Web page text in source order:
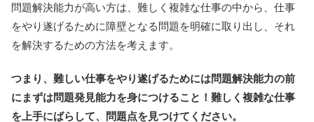
問題解決能力が高い方は、難しく複雑な仕事の中から、仕事
をやり遂げるために障壁となる問題を明確に取り出し、それ
を解決するための方法を考えます。
つまり、難しい仕事をやり遂げるためには問題解決能力の前
にまずは問題発見能力を身につけること！難しく複雑な仕事
を上手にばらして、問題点を見つけてください。